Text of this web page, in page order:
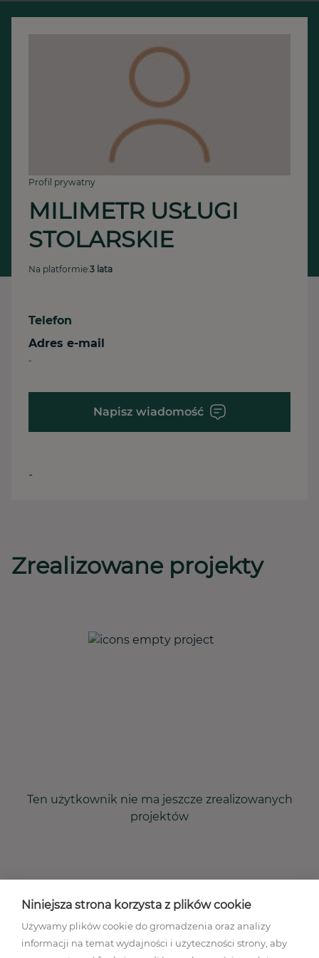
Profil prywatny
MILIMETR USŁUGI
STOLARSKIE
Na platformie:3 lata
Telefon
Adres e-mail
-
Napisz wiadomość
-
Zrealizowane projekty
Ten użytkownik nie ma jeszcze zrealizowanych
projektów
Niniejsza strona korzysta z plików cookie
Używamy plików cookie do gromadzenia oraz analizy
informacji na temat wydajności i użyteczności strony, aby